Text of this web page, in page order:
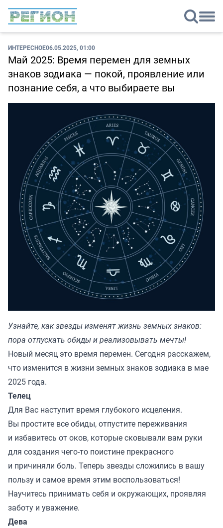
ИНТЕРЕСНОЕ06.05.2025, 01:00
Май 2025: Время перемен для земных
знаков зодиака — покой, проявление или
познание себя, а что выбираете вы
Узнайте, как звезды изменят жизнь земных знаков:
пора отпускать обиды и реализовывать мечты!
Новый месяц это время перемен. Сегодня расскажем,
что изменится в жизни земных знаков зодиака в мае
2025 года.
Телец
Для Вас наступит время глубокого исцеления.
Вы простите все обиды, отпустите переживания
и избавитесь от оков, которые сковывали вам руки
для создания чего-то поистине прекрасного
и причиняли боль. Теперь звезды сложились в вашу
пользу и самое время этим воспользоваться!
Научитесь принимать себя и окружающих, проявляя
заботу и уважение.
Дева